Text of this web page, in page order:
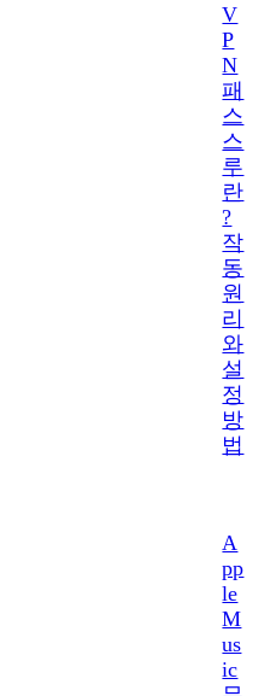
V
P
N
패
스
스
루
란
?
작
동
원
리
와
설
정
방
법
A
pp
le
M
us
ic